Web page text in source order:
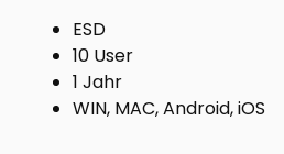
ESD
10 User
1 Jahr
WIN, MAC, Android, iOS